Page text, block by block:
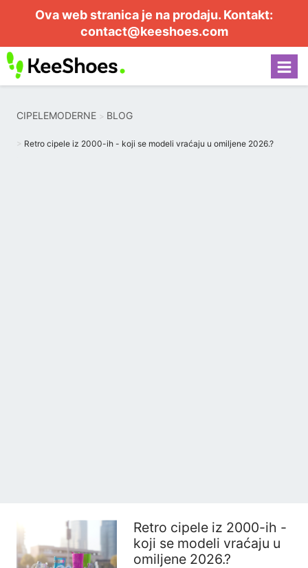
Ova web stranica je na prodaju. Kontakt:
contact@keeshoes.com
CIPELEMODERNE BLOG
Retro cipele iz 2000-ih - koji se modeli vraćaju u omiljene 2026.?
Retro cipele iz 2000-ih -
koji se modeli vraćaju u
omiljene 2026.?